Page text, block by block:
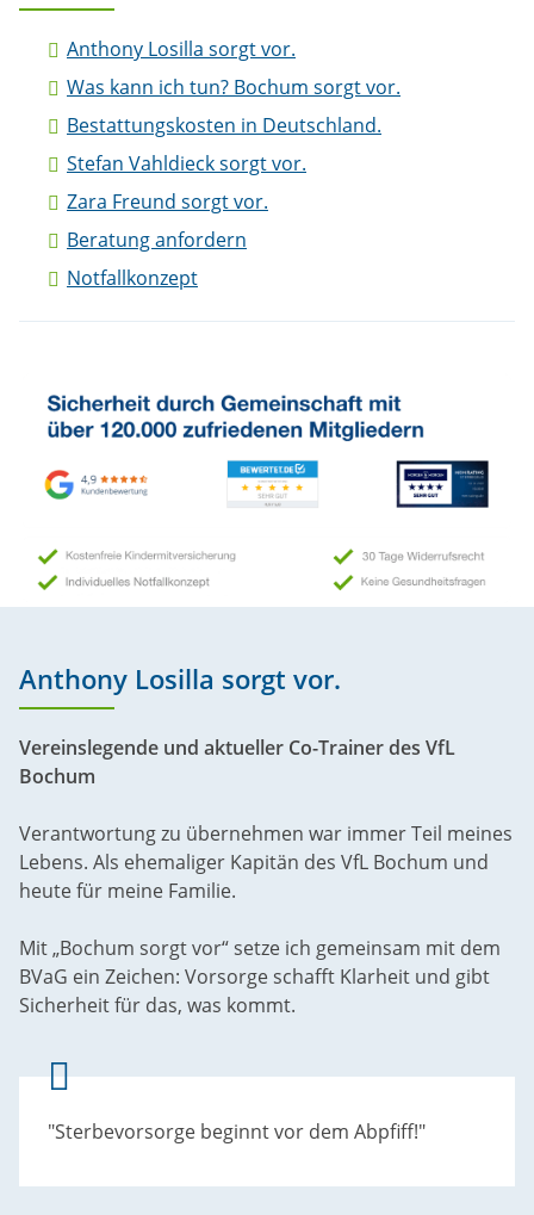
Anthony Losilla sorgt vor.
Was kann ich tun? Bochum sorgt vor.
Bestattungskosten in Deutschland.
Stefan Vahldieck sorgt vor.
Zara Freund sorgt vor.
Beratung anfordern
Notfallkonzept
Anthony Losilla sorgt vor.
Vereinslegende und aktueller Co-Trainer des VfL
Bochum
Verantwortung zu übernehmen war immer Teil meines
Lebens. Als ehemaliger Kapitän des VfL Bochum und
heute für meine Familie.
Mit „Bochum sorgt vor“ setze ich gemeinsam mit dem
BVaG ein Zeichen: Vorsorge schafft Klarheit und gibt
Sicherheit für das, was kommt.
"Sterbevorsorge beginnt vor dem Abpfiff!"